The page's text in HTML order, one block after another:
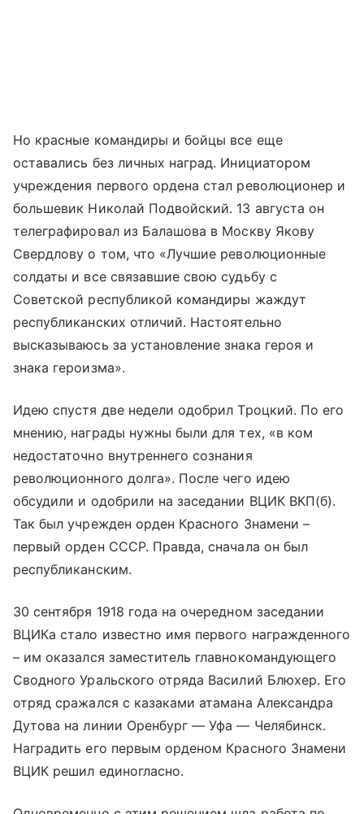
Но красные командиры и бойцы все еще
оставались без личных наград. Инициатором
учреждения первого ордена стал революционер и
большевик Николай Подвойский. 13 августа он
телеграфировал из Балашова в Москву Якову
Свердлову о том, что «Лучшие революционные
солдаты и все связавшие свою судьбу с
Советской республикой командиры жаждут
республиканских отличий. Настоятельно
высказываюсь за установление знака героя и
знака героизма».
Идею спустя две недели одобрил Троцкий. По его
мнению, награды нужны были для тех, «в ком
недостаточно внутреннего сознания
революционного долга». После чего идею
обсудили и одобрили на заседании ВЦИК ВКП(б).
Так был учрежден орден Красного Знамени –
первый орден СССР. Правда, сначала он был
республиканским.
30 сентября 1918 года на очередном заседании
ВЦИКа стало известно имя первого награжденного
– им оказался заместитель главнокомандующего
Сводного Уральского отряда Василий Блюхер. Его
отряд сражался с казаками атамана Александра
Дутова на линии Оренбург — Уфа — Челябинск.
Наградить его первым орденом Красного Знамени
ВЦИК решил единогласно.